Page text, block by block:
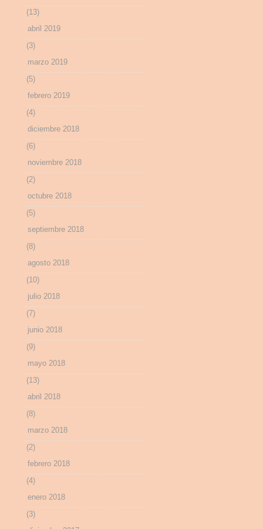
(13)
abril 2019
(3)
marzo 2019
(5)
febrero 2019
(4)
diciembre 2018
(6)
noviembre 2018
(2)
octubre 2018
(5)
septiembre 2018
(8)
agosto 2018
(10)
julio 2018
(7)
junio 2018
(9)
mayo 2018
(13)
abril 2018
(8)
marzo 2018
(2)
febrero 2018
(4)
enero 2018
(3)